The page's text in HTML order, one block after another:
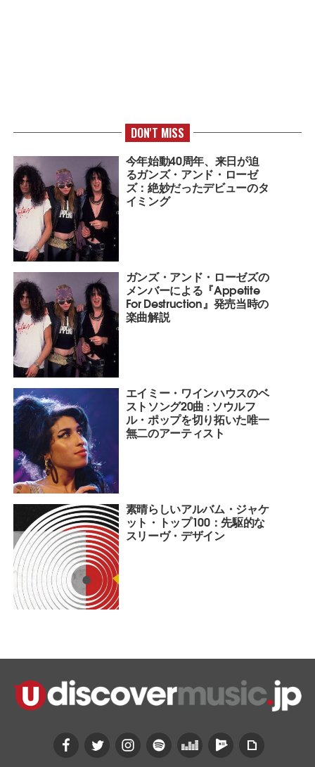
DON'T MISS
今年始動40周年、来日が迫
るガンズ・アンド・ローゼ
ズ：絶妙だったデビューのタ
イミング
ガンズ・アンド・ローゼズの
メンバーによる『Appetite
For Destruction』発売当時の
楽曲解説
エイミー・ワインハウスのベ
ストソング20曲 : ソウルフ
ル・ポップを切り拓いた唯一
無二のアーティスト
素晴らしいアルバム・ジャケ
ット・トップ100：先駆的な
スリーヴ・デザイン